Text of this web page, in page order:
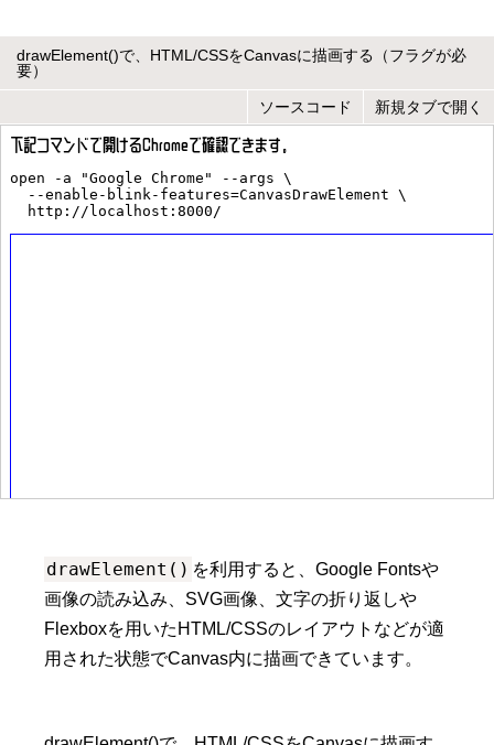
drawElement() を利用すると、Google Fontsや
画像の読み込み、SVG画像、文字の折り返しや
Flexboxを用いたHTML/CSSのレイアウトなどが適
用された状態でCanvas内に描画できています。